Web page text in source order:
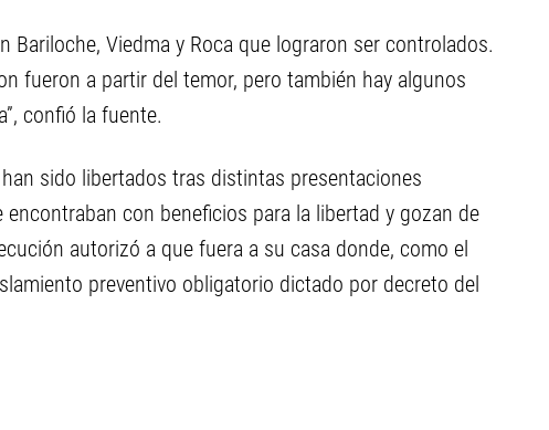
Bariloche, Viedma y Roca que lograron ser controlados.
fueron a partir del temor, pero también hay algunos
confió la fuente.
sido libertados tras distintas presentaciones
con beneficios para la libertad y gozan de
autorizó a que fuera a su casa donde, como el
preventivo obligatorio dictado por decreto del